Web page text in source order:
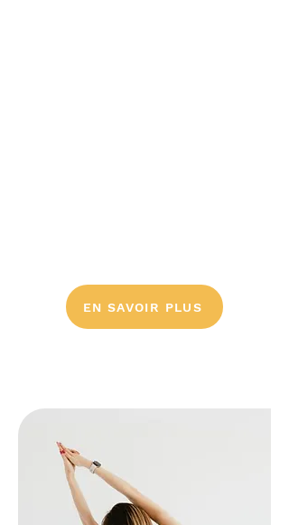
EN SAVOIR PLUS